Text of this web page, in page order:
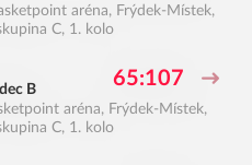
aréna, Frýdek-Místek,
C, 1. kolo
B
65:107
aréna, Frýdek-Místek,
C, 1. kolo